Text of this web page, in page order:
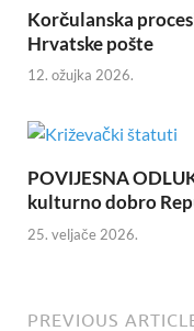
Korčulanska
Hrvatske pošte
12. ožujka 2026.
POVIJESNA
kulturno dobro
25. veljače 2026.
PREVIOUS